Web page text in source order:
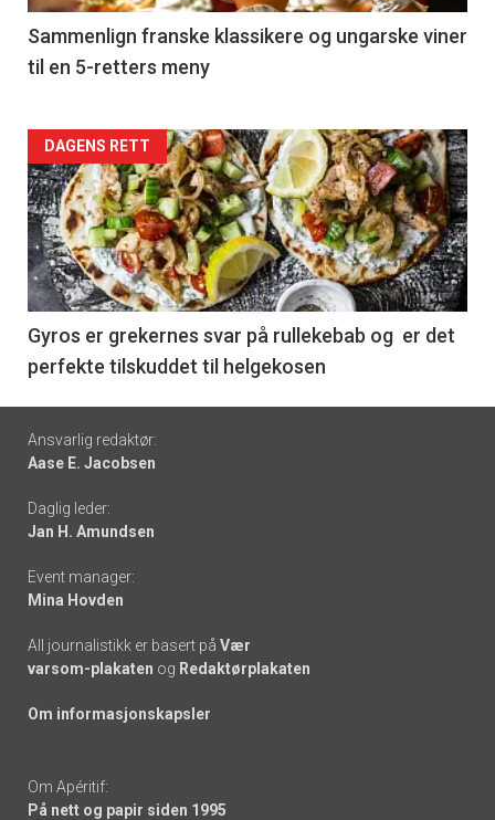
5
Sammenlign franske klassikere og ungarske viner
til en 5-retters meny
Forsiden
akkurat
nå
-
6
DAGENS RETT
Gyros er grekernes svar på rullekebab og er det
perfekte tilskuddet til helgekosen
Footer
-
links
Ansvarlig redaktør:
Aase E. Jacobsen
Daglig leder:
Jan H. Amundsen
Event manager:
Mina Hovden
All journalistikk er basert på Vær
varsom-plakaten og Redaktørplakaten
Om informasjonskapsler
Om Apéritif:
På nett og papir siden 1995